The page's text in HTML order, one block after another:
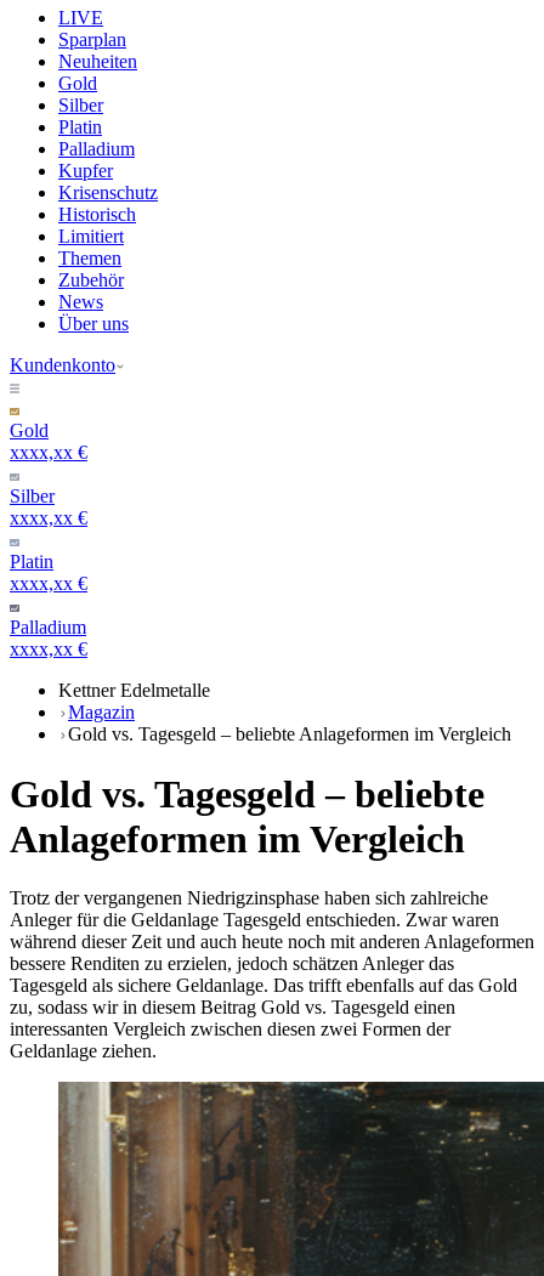
LIVE
Sparplan
Neuheiten
Gold
Silber
Platin
Palladium
Kupfer
Krisenschutz
Historisch
Limitiert
Themen
Zubehör
News
Über uns
Kundenkonto
Gold
xxxx,xx €
Silber
xxxx,xx €
Platin
xxxx,xx €
Palladium
xxxx,xx €
Kettner Edelmetalle
Magazin
Gold vs. Tagesgeld – beliebte Anlageformen im Vergleich
Gold vs. Tagesgeld – beliebte
Anlageformen im Vergleich
Trotz der vergangenen Niedrigzinsphase haben sich zahlreiche
Anleger für die Geldanlage Tagesgeld entschieden. Zwar waren
während dieser Zeit und auch heute noch mit anderen Anlageformen
bessere Renditen zu erzielen, jedoch schätzen Anleger das
Tagesgeld als sichere Geldanlage. Das trifft ebenfalls auf das Gold
zu, sodass wir in diesem Beitrag Gold vs. Tagesgeld einen
interessanten Vergleich zwischen diesen zwei Formen der
Geldanlage ziehen.